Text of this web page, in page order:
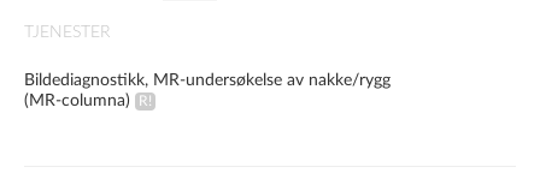
TJENESTER
Bildediagnostikk, MR-undersøkelse av nakke/rygg
(MR-columna)